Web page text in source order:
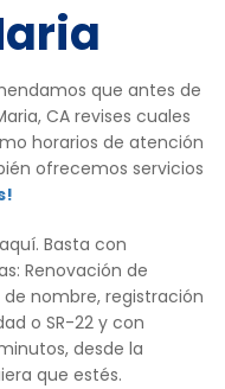
que antes de
CA revises cuales
horarios de atención
ofrecemos servicios
Basta con
Renovación de
nombre, registración
o SR-22 y con
desde la
que estés.